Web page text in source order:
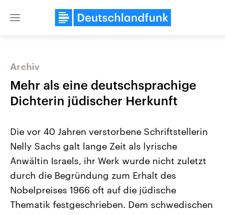
Close
Landtagswahl Sachsen-Anhalt
Alle Informationen
Sachsen-Anhalt wählt am 6.
September 2026 einen neuen
USA
Hintergründe
Wirtschaftlich und
gehören die Vereinigten
Archiv
Mehr als eine deutschsprachige
Dichterin jüdischer Herkunft
Die vor 40 Jahren verstorbene Schriftstellerin
Nelly Sachs galt lange Zeit als lyrische
Anwältin Israels, ihr Werk wurde nicht zuletzt
durch die Begründung zum Erhalt des
Nobelpreises 1966 oft auf die jüdische
Thematik festgeschrieben. Dem schwedischen